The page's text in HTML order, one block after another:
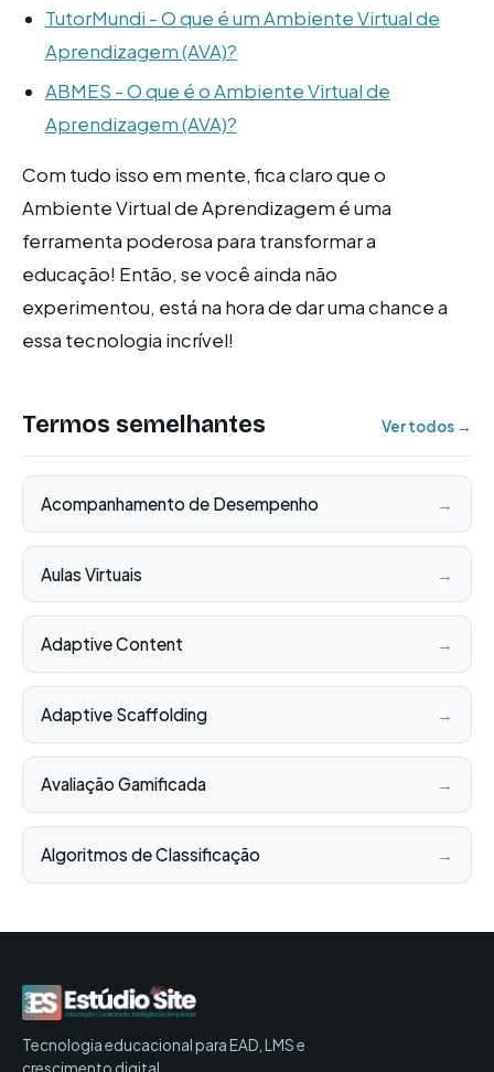
TutorMundi - O que é um Ambiente Virtual de
Aprendizagem (AVA)?
ABMES - O que é o Ambiente Virtual de
Aprendizagem (AVA)?
Com tudo isso em mente, fica claro que o
Ambiente Virtual de Aprendizagem é uma
ferramenta poderosa para transformar a
educação! Então, se você ainda não
experimentou, está na hora de dar uma chance a
essa tecnologia incrível!
Termos semelhantes Ver todos →
Acompanhamento de Desempenho →
Aulas Virtuais →
Adaptive Content →
Adaptive Scaffolding →
Avaliação Gamificada →
Algoritmos de Classificação →
Tecnologia educacional para EAD, LMS e
crescimento digital.